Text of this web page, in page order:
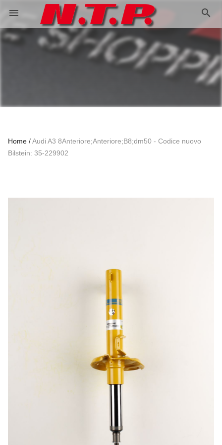
menu search
Home
Audi A3 8Anteriore;Anteriore;B8;dm50 - Codice nuovo
Bilstein: 35-229902